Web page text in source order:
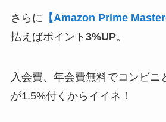
さらに 【Amazon Prime
払えばポイント 3%UP。
入会費、年会費無料でコンビニ
が1.5%付くからイイネ！